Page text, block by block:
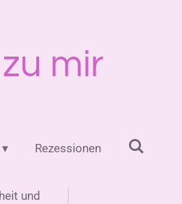
zu mir
Rezessionen
und